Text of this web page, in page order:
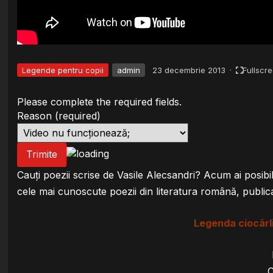
Legende pentru copii admin 23 decembrie 2013 ·
Please complete the required fields.
Reason (required)
Trimite
Cauți poezii scrise de Vasile Alecsandri? Acum ai
cele mai cunoscute poezii din literatura română,
Legenda